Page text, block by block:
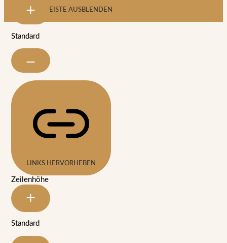
SYMBOLLEISTE AUSBLENDEN
Standard
LINKS HERVORHEBEN
Zeilenhöhe
Standard